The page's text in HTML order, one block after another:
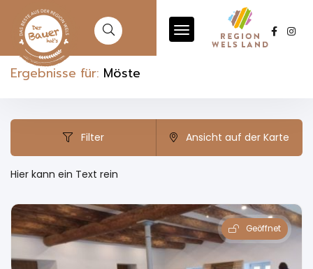
Ergebnisse für: Möste
Filter Ansicht auf der Karte
Hier kann ein Text rein
Geöffnet